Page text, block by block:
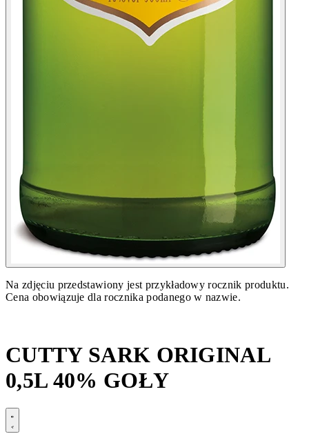
Na zdjęciu przedstawiony jest przykładowy rocznik produktu.
Cena obowiązuje dla rocznika podanego w nazwie.
CUTTY SARK ORIGINAL
0,5L 40% GOŁY